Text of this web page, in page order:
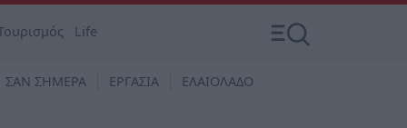
Life
ΣΑΝ ΣΗΜΕΡΑ ΕΡΓΑΣΙΑ ΕΛΑΙΟΛΑΔΟ